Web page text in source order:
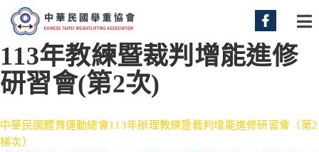
113年教練暨裁判增能進修
研習會(第2次)
中華民國體育運動總會113年辦理教練暨裁判增能進修研習會（第2
梯次）